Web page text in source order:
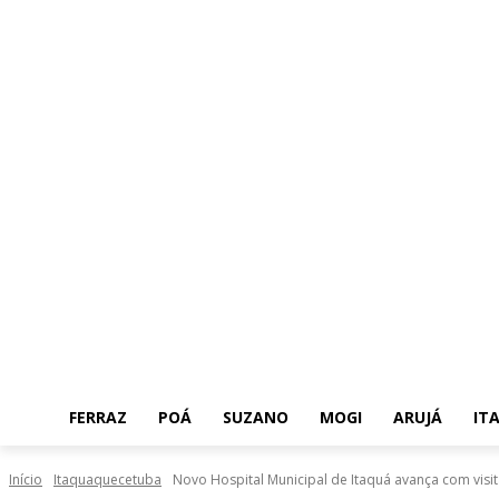
FERRAZ POÁ SUZANO MOGI ARUJÁ
Início Itaquaquecetuba Novo Hospital Municipal de Itaquá avança com